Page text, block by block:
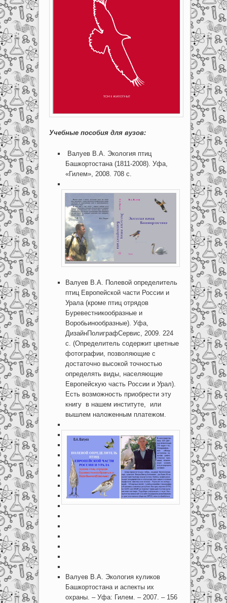
Учебные пособия для вузов:
Валуев В.А. Экология птиц
Башкортостана (1811-2008). Уфа,
«Гилем», 2008. 708 с.
Валуев В.А. Полевой определитель
птиц Европейской части России и
Урала (кроме птиц отрядов
Буревестникообразные и
Воробьинообразные). Уфа,
ДизайнПолиграфСервис, 2009. 224
с. (Определитель содержит цветные
фотографии, позволяющие с
достаточно высокой точностью
определять виды, населяющие
Европейскую часть России и Урал).
Есть возможность приобрести эту
книгу в нашем институте, или
вышлем наложенным платежом.
Валуев В.А. Экология куликов
Башкортостана и аспекты их
охраны. – Уфа: Гилем. – 2007. – 156